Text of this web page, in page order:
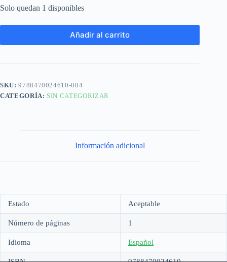
Solo quedan 1 disponibles
Añadir al carrito
SKU:9788470024610-004
CATEGORÍA: SIN CATEGORIZAR
Información adicional
Estado Aceptable
Número de páginas 1
Idioma Español